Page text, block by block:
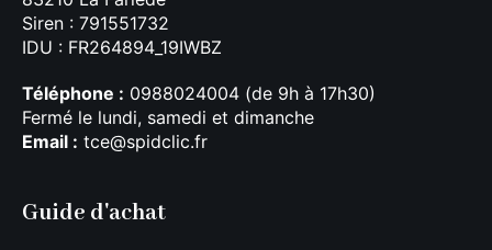
Siren : 791551732
IDU : FR264894_19IWBZ
Téléphone : 0988024004 (de 9h à 17h30)
Fermé le lundi, samedi et dimanche
Email : tce@spidclic.fr
Guide d'achat